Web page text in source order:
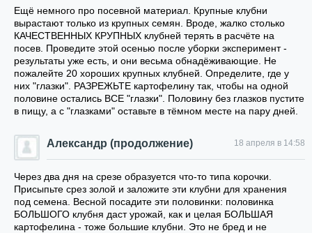
Ещё немного про посевной материал. Крупные клубни
вырастают только из крупных семян. Вроде, жалко столько
КАЧЕСТВЕННЫХ КРУПНЫХ клубней терять в расчёте на
посев. Проведите этой осенью после уборки эксперимент -
результаты уже есть, и они весьма обнадёживающие. Не
пожалейте 20 хороших крупных клубней. Определите, где у
них "глазки". РАЗРЕЖЬТЕ картофелину так, чтобы на одной
половине остались ВСЕ "глазки". Половину без глазков пустите
в пищу, а с "глазками" оставьте в тёмном месте на пару дней.
Александр (продолжение) 18 апреля в 14:58
Через два дня на срезе образуется что-то типа корочки.
Присыпьте срез золой и заложите эти клубни для хранения
под семена. Весной посадите эти половинки: половинка
БОЛЬШОГО клубня даст урожай, как и целая БОЛЬШАЯ
картофелина - тоже большие клубни. Это не бред и не